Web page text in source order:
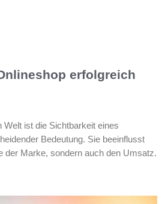
erfolgreich
Welt ist die Sichtbarkeit eines
Bedeutung. Sie beeinflusst
der Marke, sondern auch den Umsatz.